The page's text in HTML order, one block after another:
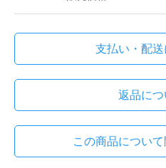
支払い・配送
返品につ
この商品につい